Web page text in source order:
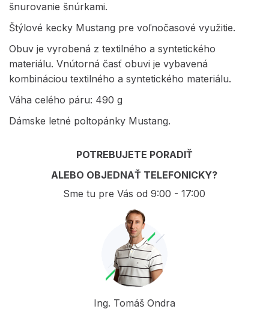
šnurovanie šnúrkami.
Štýlové kecky Mustang pre voľnočasové využitie.
Obuv je vyrobená z textilného a syntetického
materiálu. Vnútorná časť obuvi je vybavená
kombináciou textilného a syntetického materiálu.
Váha celého páru: 490 g
Dámske letné poltopánky Mustang.
POTREBUJETE PORADIŤ
ALEBO OBJEDNAŤ TELEFONICKY?
Sme tu pre Vás od 9:00 - 17:00
Ing. Tomáš Ondra